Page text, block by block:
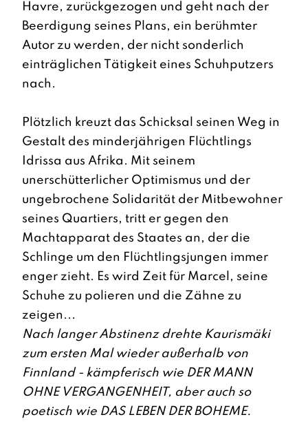
Havre, zurückgezogen und geht nach der
Beerdigung seines Plans, ein berühmter
Autor zu werden, der nicht sonderlich
einträglichen Tätigkeit eines Schuhputzers
nach.
Plötzlich kreuzt das Schicksal seinen Weg in
Gestalt des minderjährigen Flüchtlings
Idrissa aus Afrika. Mit seinem
unerschütterlicher Optimismus und der
ungebrochene Solidarität der Mitbewohner
seines Quartiers, tritt er gegen den
Machtapparat des Staates an, der die
Schlinge um den Flüchtlingsjungen immer
enger zieht. Es wird Zeit für Marcel, seine
Schuhe zu polieren und die Zähne zu
zeigen...
Nach langer Abstinenz drehte Kaurismäki
zum ersten Mal wieder außerhalb von
Finnland - kämpferisch wie DER MANN
OHNE VERGANGENHEIT, aber auch so
poetisch wie DAS LEBEN DER BOHEME.